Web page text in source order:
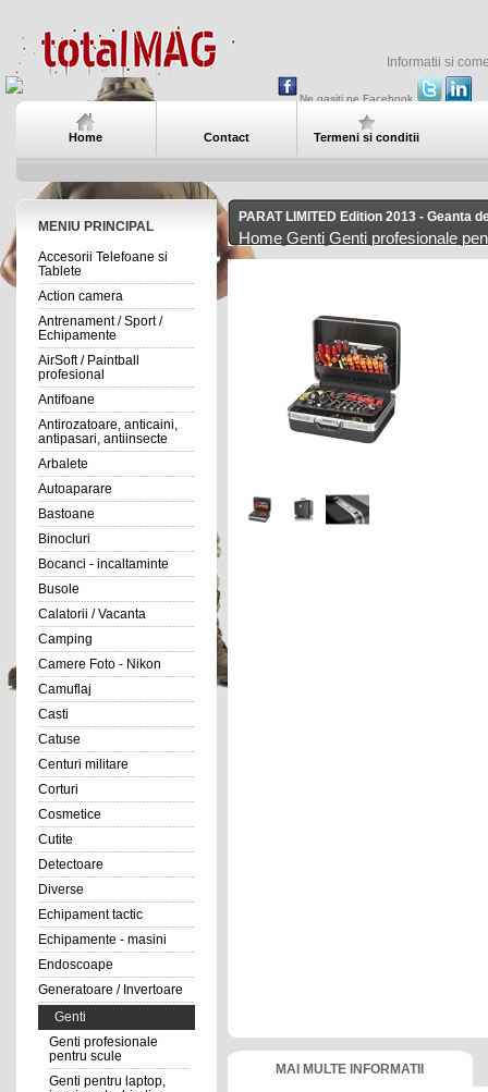
Informatii si
Ne gasiti pe Facebook
Home Contact Termeni si conditii
MENIU PRINCIPAL
Accesorii Telefoane si
Tablete
Action camera
Antrenament / Sport /
Echipamente
AirSoft / Paintball
profesional
Antifoane
Antirozatoare, anticaini,
antipasari, antiinsecte
Arbalete
Autoaparare
Bastoane
Binocluri
Bocanci - incaltaminte
Busole
Calatorii / Vacanta
Camping
Camere Foto - Nikon
Camuflaj
Casti
Catuse
Centuri militare
Corturi
Cosmetice
Cutite
Detectoare
Diverse
Echipament tactic
Echipamente - masini
Endoscoape
Generatoare / Invertoare
Genti
Genti profesionale
pentru scule
Genti pentru laptop,
PARAT LIMITED Edition 2013 - Geanta
Home Genti Genti profesionale
MAI MULTE INFORMATII